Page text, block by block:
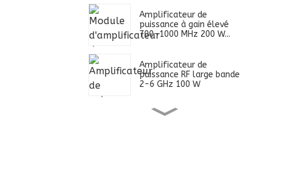
Amplificateur de
puissance à gain élevé
700-1000 MHz 200 W...
Amplificateur de
puissance RF large bande
2-6 GHz 100 W
Alimentation ultra large